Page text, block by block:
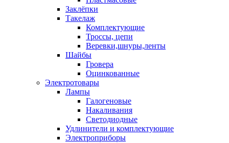
Заклёпки
Такелаж
Комплектующие
Троссы, цепи
Веревки,шнуры,ленты
Шайбы
Гровера
Оцинкованные
Электротовары
Лампы
Галогеновые
Накаливания
Светодиодные
Удлинители и комплектующие
Электроприборы